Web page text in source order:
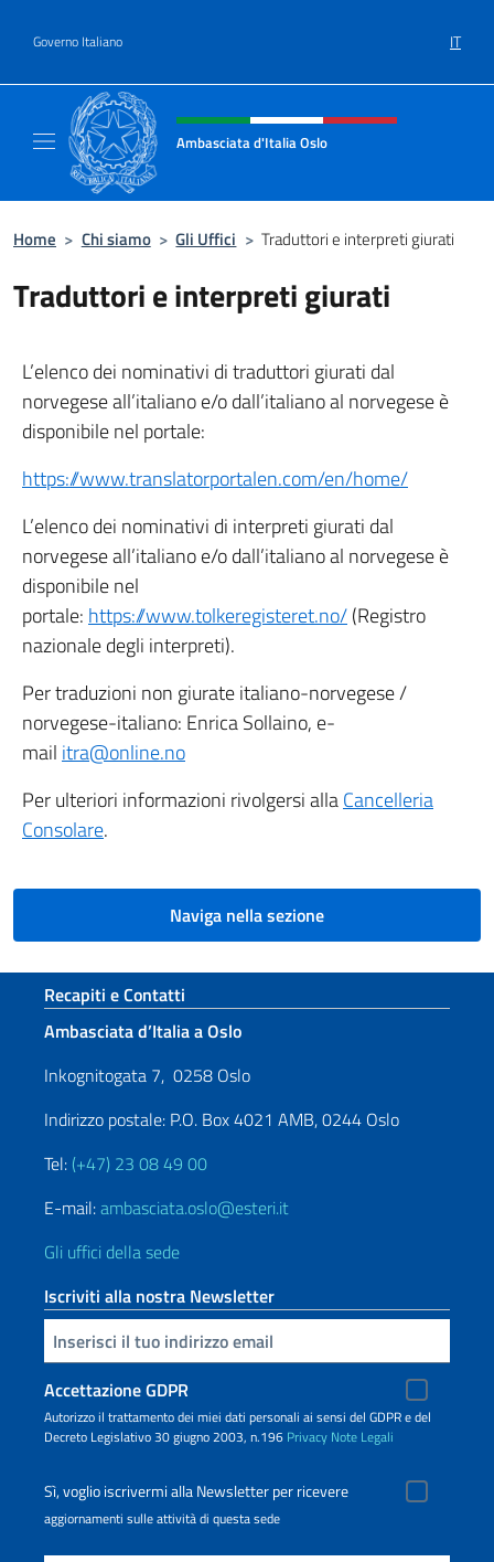
Governo Italiano IT
Intestazione sito, social e menù
Ambasciata d'Italia Oslo
Home > Chi siamo > Gli Uffici > Traduttori e interpreti giurati
Traduttori e interpreti giurati
L’elenco dei nominativi di traduttori giurati dal
norvegese all’italiano e/o dall’italiano al norvegese è
disponibile nel portale:
https://www.translatorportalen.com/en/home/
L’elenco dei nominativi di interpreti giurati dal
norvegese all’italiano e/o dall’italiano al norvegese è
disponibile nel
portale: https://www.tolkeregisteret.no/(Registro
nazionale degli interpreti).
Per traduzioni non giurate italiano-norvegese /
norvegese-italiano: Enrica Sollaino, e-
mail itra@online.no
Per ulteriori informazioni rivolgersi allaCancelleria
Consolare.
Naviga nella sezione
Sezione footer
Recapiti e Contatti
Ambasciata d’Italia a Oslo
Inkognitogata 7, 0258 Oslo
Indirizzo postale: P.O. Box 4021 AMB, 0244 Oslo
Tel: (+47) 23 08 49 00
E-mail:ambasciata.oslo@esteri.it
Gli uffici della sede
Iscriviti alla nostra Newsletter
Inserisci la tua email
Accettazione GDPR
Autorizzo il trattamento dei miei dati personali ai sensi del GDPR e del
Decreto Legislativo 30 giugno 2003, n.196 Privacy Note Legali
Sì, voglio iscrivermi alla Newsletter per ricevere
aggiornamenti sulle attività di questa sede